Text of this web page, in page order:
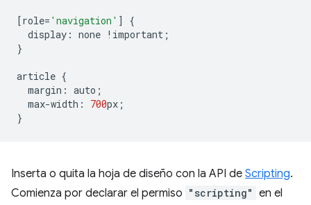
[role= 'navigation' ]
{
display : none ! important ;
}
article {
margin : auto ;
max-width : 700px ;
}
Inserta o quita la hoja de diseño con la API de Scripting.
Comienza por declarar el permiso "scripting" en el